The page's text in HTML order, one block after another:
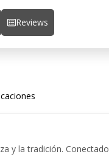
Reviews
y la tradición. Conectado